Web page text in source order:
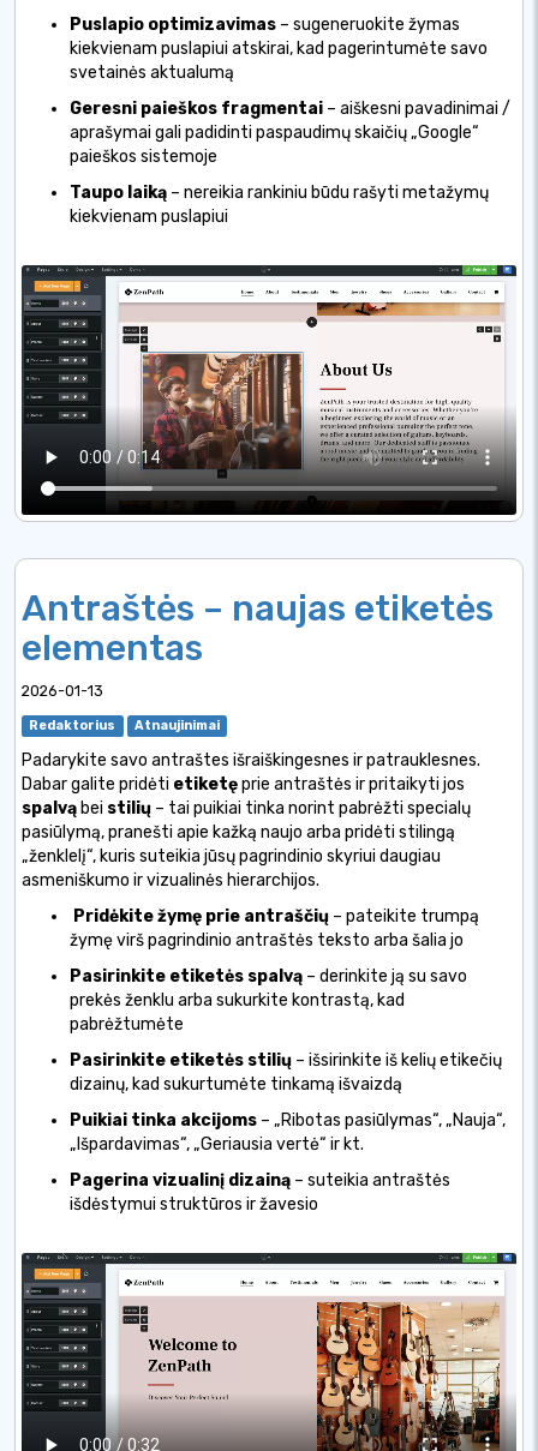
Puslapio optimizavimas – sugeneruokite žymas
kiekvienam puslapiui atskirai, kad pagerintumėte savo
svetainės aktualumą
Geresni paieškos fragmentai – aiškesni pavadinimai /
aprašymai gali padidinti paspaudimų skaičių „Google“
paieškos sistemoje
Taupo laiką – nereikia rankiniu būdu rašyti metažymų
kiekvienam puslapiui
Antraštės – naujas etiketės
elementas
2026-01-13
Redaktorius Atnaujinimai
Padarykite savo antraštes išraiškingesnes ir patrauklesnes.
Dabar galite pridėti etiketęprie antraštės ir pritaikyti jos
spalvą bei stilių – tai puikiai tinka norint pabrėžti specialų
pasiūlymą, pranešti apie kažką naujo arba pridėti stilingą
„ženklelį“, kuris suteikia jūsų pagrindinio skyriui daugiau
asmeniškumo ir vizualinės hierarchijos.
Pridėkite žymę prie antraščių – pateikite trumpą
žymę virš pagrindinio antraštės teksto arba šalia jo
Pasirinkite etiketės spalvą – derinkite ją su savo
prekės ženklu arba sukurkite kontrastą, kad
pabrėžtumėte
Pasirinkite etiketės stilių – išsirinkite iš kelių etikečių
dizainų, kad sukurtumėte tinkamą išvaizdą
Puikiai tinka akcijoms – „Ribotas pasiūlymas“, „Nauja“,
„Išpardavimas“, „Geriausia vertė“ ir kt.
Pagerina vizualinį dizainą – suteikia antraštės
išdėstymui struktūros ir žavesio